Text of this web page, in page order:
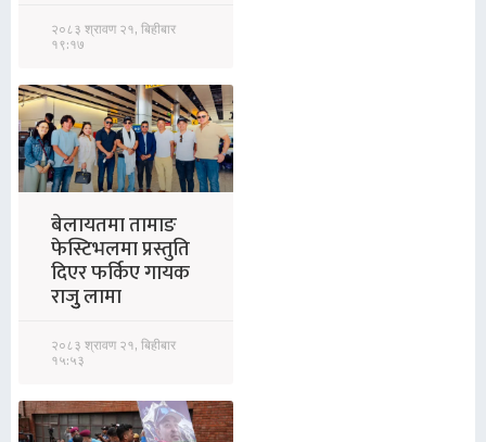
२०८३ श्रावण २१, बिहीबार
१९:१७
बेलायतमा तामाङ
फेस्टिभलमा प्रस्तुति
दिएर फर्किए गायक
राजुु लामा
२०८३ श्रावण २१, बिहीबार
१५:५३